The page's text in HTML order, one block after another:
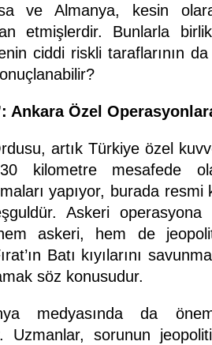
ve Almanya, kesin
etmişlerdir. Bunlarla
ciddi riskli taraflarının
Ankara Özel
artık Türkiye özel
30 kilometre mesafede
yapıyor, burada resmi
Askeri operasyona
askeri, hem de
Batı kıyılarını
söz konusudur.
medyasında da
Uzmanlar, sorunun